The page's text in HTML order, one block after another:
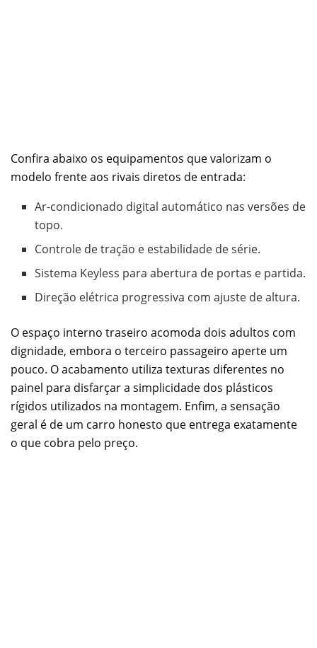
Confira abaixo os equipamentos que valorizam o
modelo frente aos rivais diretos de entrada:
Ar-condicionado digital automático nas versões de
topo.
Controle de tração e estabilidade de série.
Sistema Keyless para abertura de portas e partida.
Direção elétrica progressiva com ajuste de altura.
O espaço interno traseiro acomoda dois adultos com
dignidade, embora o terceiro passageiro aperte um
pouco. O acabamento utiliza texturas diferentes no
painel para disfarçar a simplicidade dos plásticos
rígidos utilizados na montagem. Enfim, a sensação
geral é de um carro honesto que entrega exatamente
o que cobra pelo preço.